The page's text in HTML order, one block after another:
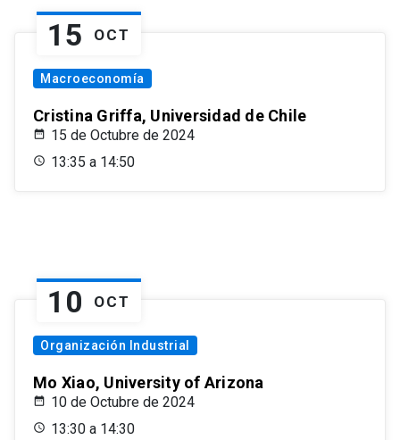
15 OCT
Macroeconomía
Cristina Griffa, Universidad de Chile
15 de Octubre de 2024
13:35 a 14:50
10 OCT
Organización Industrial
Mo Xiao, University of Arizona
10 de Octubre de 2024
13:30 a 14:30